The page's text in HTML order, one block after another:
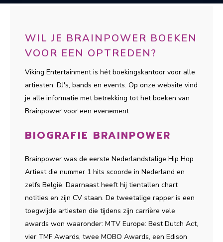
WIL JE BRAINPOWER BOEKEN
VOOR EEN OPTREDEN?
Viking Entertainment is hét boekingskantoor voor alle
artiesten, DJ's, bands en events. Op onze website vind
je alle informatie met betrekking tot het boeken van
Brainpower voor een evenement.
BIOGRAFIE BRAINPOWER
Brainpower was de eerste Nederlandstalige Hip Hop
Artiest die nummer 1 hits scoorde in Nederland en
zelfs België. Daarnaast heeft hij tientallen chart
notities en zijn CV staan. De tweetalige rapper is een
toegwijde artiesten die tijdens zijn carrière vele
awards won waaronder: MTV Europe: Best Dutch Act,
vier TMF Awards, twee MOBO Awards, een Edison